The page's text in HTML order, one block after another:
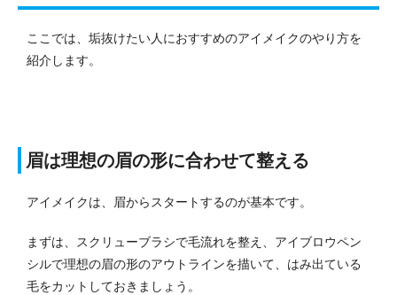
ここでは、垢抜けたい人におすすめのアイメイクのやり方を
紹介します。
眉は理想の眉の形に合わせて整える
アイメイクは、眉からスタートするのが基本です。
まずは、スクリューブラシで毛流れを整え、アイブロウペン
シルで理想の眉の形のアウトラインを描いて、はみ出ている
毛をカットしておきましょう。